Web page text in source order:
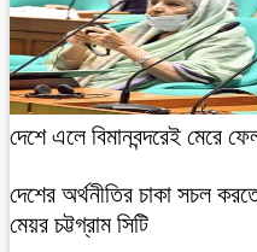
দেশে এলে বিমানবন্দরেই মেরে
দেশের অর্থনীতির চাকা সচল
মেয়র চট্টগ্রাম সিটি